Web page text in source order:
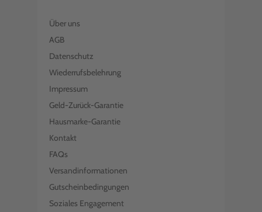
Über uns
AGB
Datenschutz
Wiederrufsbelehrung
Impressum
Geld-Zurück-Garantie
Hausmarke-Garantie
Kontakt
FAQs
Versandinformationen
Gutscheinbedingungen
Soziales Engagement